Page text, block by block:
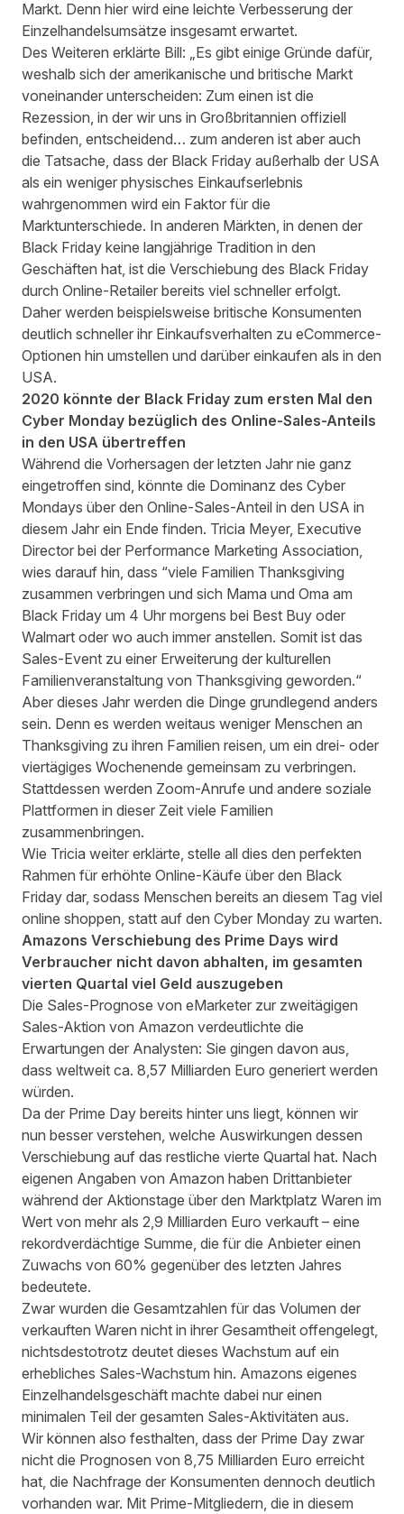
Markt. Denn hier wird eine leichte Verbesserung der
Einzelhandelsumsätze insgesamt erwartet.
Des Weiteren erklärte Bill: „Es gibt einige Gründe dafür,
weshalb sich der amerikanische und britische Markt
voneinander unterscheiden: Zum einen ist die
Rezession, in der wir uns in Großbritannien offiziell
befinden, entscheidend… zum anderen ist aber auch
die Tatsache, dass der Black Friday außerhalb der USA
als ein weniger physisches Einkaufserlebnis
wahrgenommen wird ein Faktor für die
Marktunterschiede. In anderen Märkten, in denen der
Black Friday keine langjährige Tradition in den
Geschäften hat, ist die Verschiebung des Black Friday
durch Online-Retailer bereits viel schneller erfolgt.
Daher werden beispielsweise britische Konsumenten
deutlich schneller ihr Einkaufsverhalten zu eCommerce-
Optionen hin umstellen und darüber einkaufen als in den
USA.
2020 könnte der Black Friday zum ersten Mal den
Cyber Monday bezüglich des Online-Sales-Anteils
in den USA übertreffen
Während die Vorhersagen der letzten Jahr nie ganz
eingetroffen sind, könnte die Dominanz des Cyber
Mondays über den Online-Sales-Anteil in den USA in
diesem Jahr ein Ende finden. Tricia Meyer, Executive
Director bei der Performance Marketing Association
wies darauf hin, dass “viele Familien Thanksgiving
zusammen verbringen und sich Mama und Oma am
Black Friday um 4 Uhr morgens bei Best Buy oder
Walmart oder wo auch immer anstellen. Somit ist das
Sales-Event zu einer Erweiterung der kulturellen
Familienveranstaltung von Thanksgiving geworden.“
Aber dieses Jahr werden die Dinge grundlegend anders
sein. Denn es werden weitaus weniger Menschen an
Thanksgiving zu ihren Familien reisen, um ein drei- oder
viertägiges Wochenende gemeinsam zu verbringen.
Stattdessen werden Zoom-Anrufe und andere soziale
Plattformen in dieser Zeit viele Familien
zusammenbringen.
Wie Tricia weiter erklärte, stelle all dies den perfekten
Rahmen für erhöhte Online-Käufe über den Black
Friday dar, sodass Menschen bereits an diesem Tag viel
online shoppen, statt auf den Cyber Monday zu warten.
Amazons Verschiebung des Prime Days wird
Verbraucher nicht davon abhalten, im gesamten
vierten Quartal viel Geld auszugeben
Die Sales-Prognose von eMarketer zur zweitägigen
Sales-Aktion von Amazon verdeutlichte die
Erwartungen der Analysten: Sie gingen davon aus,
dass weltweit ca. 8,57 Milliarden Euro generiert werden
würden.
Da der Prime Day bereits hinter uns liegt, können wir
nun besser verstehen, welche Auswirkungen dessen
Verschiebung auf das restliche vierte Quartal hat. Nach
eigenen Angaben von Amazon haben Drittanbieter
während der Aktionstage über den Marktplatz Waren im
Wert von mehr als 2,9 Milliarden Euro verkauft – eine
rekordverdächtige Summe, die für die Anbieter einen
Zuwachs von 60% gegenüber des letzten Jahres
bedeutete.
Zwar wurden die Gesamtzahlen für das Volumen der
verkauften Waren nicht in ihrer Gesamtheit offengelegt,
nichtsdestotrotz deutet dieses Wachstum auf ein
erhebliches Sales-Wachstum hin. Amazons eigenes
Einzelhandelsgeschäft machte dabei nur einen
minimalen Teil der gesamten Sales-Aktivitäten aus.
Wir können also festhalten, dass der Prime Day zwar
nicht die Prognosen von 8,75 Milliarden Euro erreicht
hat, die Nachfrage der Konsumenten dennoch deutlich
vorhanden war. Mit Prime-Mitgliedern, die in diesem